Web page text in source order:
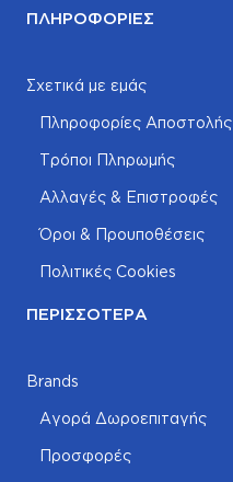
ΠΛΗΡΟΦΟΡΊΕΣ
Σχετικά με εμάς
Πληροφορίες Αποστολής
Τρόποι Πληρωμής
Αλλαγές & Επιστροφές
Όροι & Προυποθέσεις
Πολιτικές Cookies
ΠΕΡΙΣΣΌΤΕΡΑ
Brands
Αγορά Δωροεπιταγής
Προσφορές